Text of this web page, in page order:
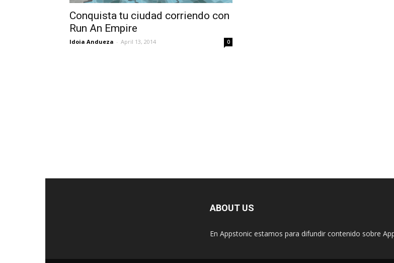
Conquista tu ciudad corriendo con
Run An Empire
Idoia Andueza - April 13, 2014 0
ABOUT US
En Appstonic estamos para difundir contenido sobre